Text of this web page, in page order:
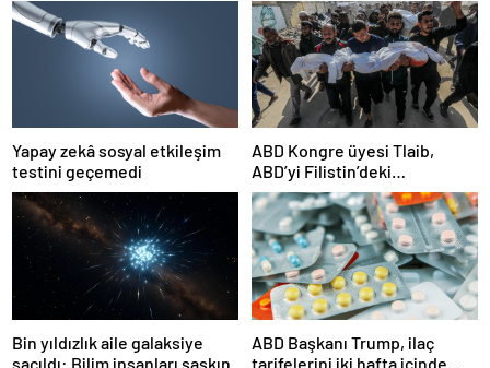
Yapay zekâ sosyal etkileşim
testini geçemedi
ABD Kongre üyesi Tlaib,
ABD’yi Filistin’deki
“soykırımda suç ortağı”
olmakla itham etti
Bin yıldızlık aile galaksiye
saçıldı: Bilim insanları şaşkın
ABD Başkanı Trump, ilaç
tarifelerini iki hafta içinde